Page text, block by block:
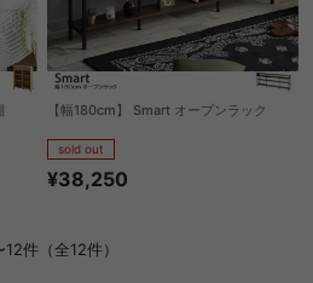
【幅180cm】 Smart オープンラック
sold out
¥38,250
12件（全12件）